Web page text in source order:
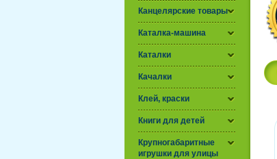
Канцелярские товары
Каталка-машина
Каталки
Качалки
Клей, краски
Книги для детей
Крупногабаритные
игрушки для улицы